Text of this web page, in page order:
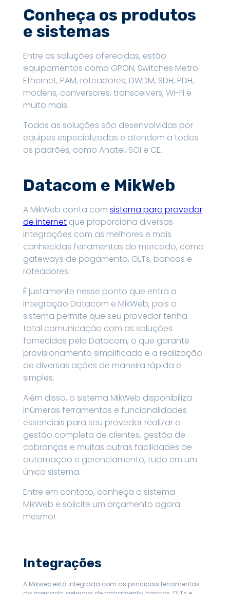
Conheça os produtos
e sistemas
Entre as soluções oferecidas, estão
equipamentos como GPON, Switches Metro
Ethernet, PAM, roteadores, DWDM, SDH, PDH,
modens, conversores, transceivers, Wi-Fi e
muito mais.
Todas as soluções são desenvolvidas por
equipes especializadas e atendem a todos
os padrões, como Anatel, SGI e CE.
Datacom e MikWeb
A MikWeb conta com sistema para provedor
de internetque proporciona diversas
integrações com as melhores e mais
conhecidas ferramentas do mercado, como
gateways de pagamento, OLTs, bancos e
roteadores.
É justamente nesse ponto que entra a
integração Datacom e MikWeb, pois o
sistema permite que seu provedor tenha
total comunicação com as soluções
fornecidas pela Datacom, o que garante
provisionamento simplificado e a realização
de diversas ações de maneira rápida e
simples.
Além disso, o sistema MikWeb disponibiliza
inúmeras ferramentas e funcionalidades
essenciais para seu provedor realizar a
gestão completa de clientes, gestão de
cobranças e muitas outras facilidades de
automação e gerenciamento, tudo em um
único sistema.
Entre em contato, conheça o sistema
MikWeb e solicite um orçamento agora
mesmo!
Integrações
A Mikweb está integrada com as principais ferramentas